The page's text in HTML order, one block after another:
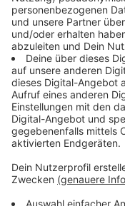
Stellen zu
deshalb
Image der Berufe
unbeliebten
Familie und Beruf
Anzeige